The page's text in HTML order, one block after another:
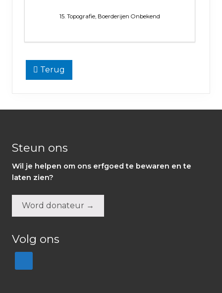
15. Topografie, Boerderijen Onbekend
Terug
Steun ons
Wil je helpen om ons erfgoed te bewaren en te
laten zien?
Word donateur →
Volg ons